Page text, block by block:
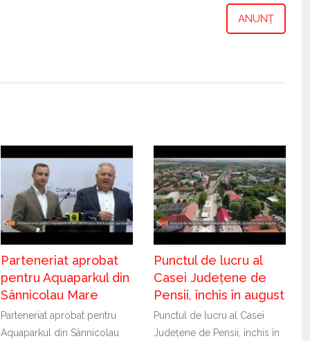
ANUNȚ
Parteneriat aprobat
pentru Aquaparkul din
Sânnicolau Mare
Parteneriat aprobat pentru
Aquaparkul din Sânnicolau
Punctul de lucru al
Casei Județene de
Pensii, închis în august
Punctul de lucru al Casei
Județene de Pensii, închis în